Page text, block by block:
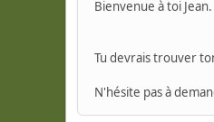
Bienvenue à toi Jean.
Tu devrais trouver
N'hésite pas à